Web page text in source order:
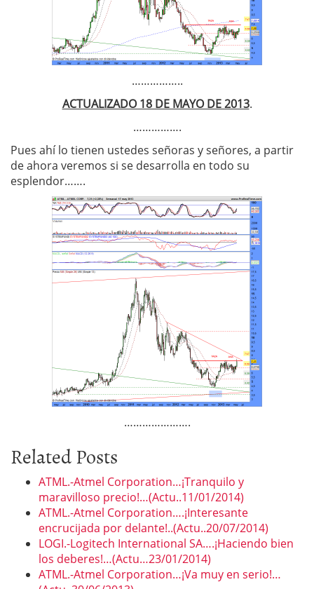
……………..
ACTUALIZADO 18 DE MAYO DE 2013.
…………….
Pues ahí lo tienen ustedes señoras y señores, a partir
de ahora veremos si se desarrolla en todo su
esplendor…….
………………….
Related Posts
ATML.-Atmel Corporation…¡Tranquilo y
maravilloso precio!…(Actu..11/01/2014)
ATML.-Atmel Corporation….¡Interesante
encrucijada por delante!..(Actu..20/07/2014)
LOGI.-Logitech International SA….¡Haciendo bien
los deberes!…(Actu…23/01/2014)
ATML.-Atmel Corporation…¡Va muy en serio!…